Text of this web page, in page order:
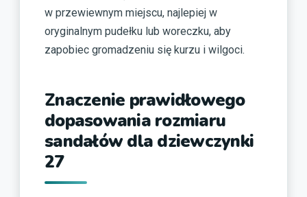
w przewiewnym miejscu, najlepiej w
oryginalnym pudełku lub woreczku, aby
zapobiec gromadzeniu się kurzu i wilgoci.
Znaczenie prawidłowego
dopasowania rozmiaru
sandałów dla dziewczynki
27